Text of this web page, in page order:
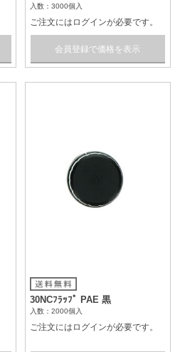
入数：3000個入
ご注文にはログインが必要です。
会員登録で価格を表示
30NCﾌﾗｯﾌﾟ PAE 黒
入数：2000個入
ご注文にはログインが必要です。